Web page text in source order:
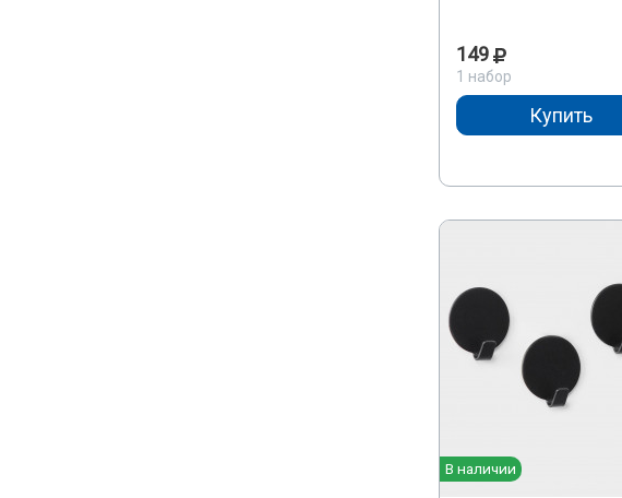
149
1 набор
Купить
В наличии